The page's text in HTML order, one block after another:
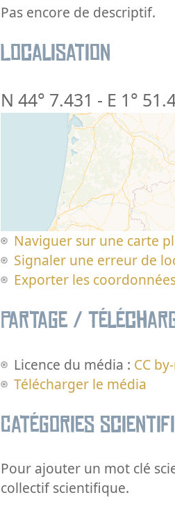
Pas encore de descriptif.
Localisation
N 44° 7.431 - E 1°
Naviguer sur une carte
Signaler une erreur de
Exporter les
Partage /
Licence du média : CC
Télécharger le média
Catégories
Pour ajouter un mot clé
collectif scientifique.